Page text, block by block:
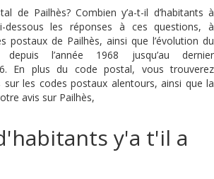
de Pailhès? Combien y’a-t-il d’habitants à
dessous les réponses à ces questions, à
postaux de Pailhès, ainsi que l’évolution du
depuis l’année 1968 jusqu’au dernier
En plus du code postal, vous trouverez
les codes postaux alentours, ainsi que la
avis sur Pailhès,
y'a t'il a